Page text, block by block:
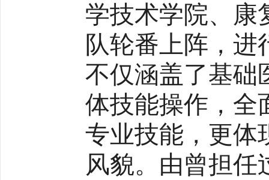
学技术学院、康
队轮番上阵，
不仅涵盖了基础
体技能操作，全
专业技能，更体
风貌。由曾担任